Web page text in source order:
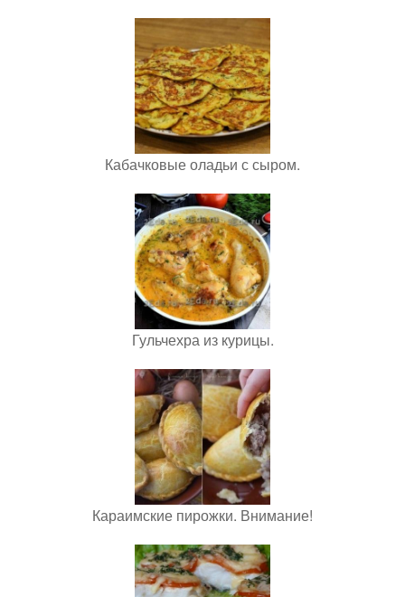
Кабачковые оладьи с сыром.
Гульчехра из курицы.
Караимские пирожки. Внимание!